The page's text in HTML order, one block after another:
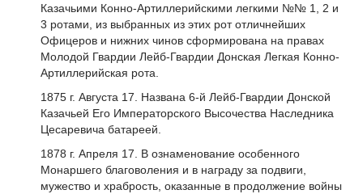
Казачьими Конно-Артиллерийскими легкими №№ 1, 2 и
3 ротами, из выбранных из этих рот отличнейших
Офицеров и нижних чинов сформирована на правах
Молодой Гвардии Лейб-Гвардии Донская Легкая Конно-
Артиллерийская рота.
1875 г. Августа 17. Названа 6-й Лейб-Гвардии Донской
Казачьей Его Императорского Высочества Наследника
Цесаревича батареей.
1878 г. Апреля 17. В ознаменование особенного
Монаршего благоволения и в награду за подвиги,
мужество и храбрость, оказанные в продолжение войны